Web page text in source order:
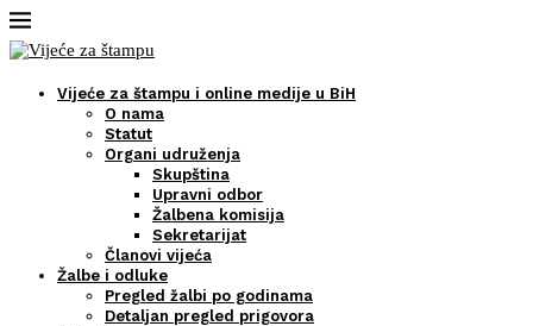
Vijeće za štampu i online medije u BiH
O nama
Statut
Organi udruženja
Skupština
Upravni odbor
Žalbena komisija
Sekretarijat
Članovi vijeća
Žalbe i odluke
Pregled žalbi po godinama
Detaljan pregled prigovora